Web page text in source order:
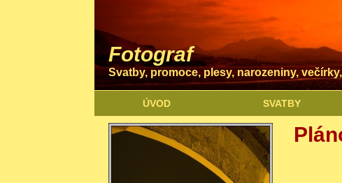
Fotograf
Svatby, promoce, plesy, narozeniny,
ÚVOD SVATBY